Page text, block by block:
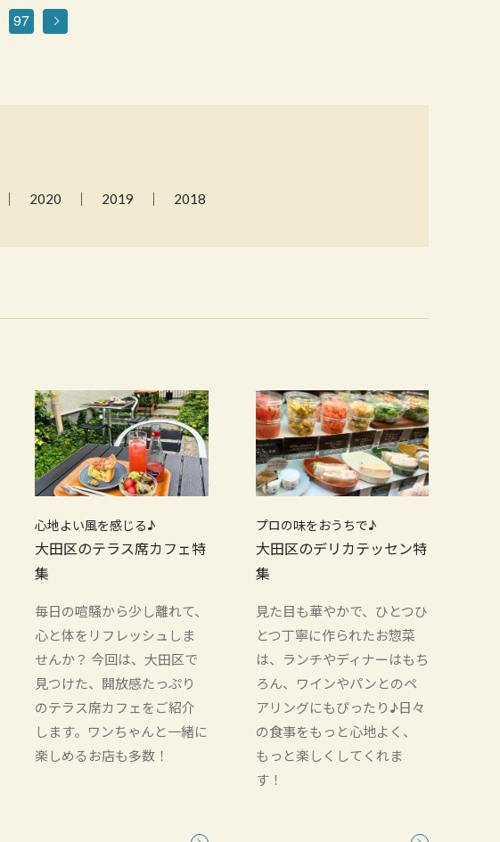
97
2020 2019 2018
心地よい風を感じる♪
大田区のテラス席カフェ特
集
毎日の喧騒から少し離れて、
心と体をリフレッシュしま
せんか？ 今回は、大田区で
見つけた、開放感たっぷり
のテラス席カフェをご紹介
します。ワンちゃんと一緒に
楽しめるお店も多数！
プロの味をおうちで♪
大田区のデリカテッセン特
集
見た目も華やかで、ひとつひ
とつ丁寧に作られたお惣菜
は、ランチやディナーはもち
ろん、ワインやパンとのペ
アリングにもぴったり♪日々
の食事をもっと心地よく、
もっと楽しくしてくれま
す！